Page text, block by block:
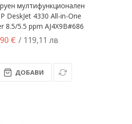
мултифункционален
DeskJet 4330 All-in-One
8.5/5.5 ppm AJ4X9B#686
€ / 119,11 лв
ДОБАВИ